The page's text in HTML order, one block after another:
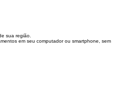
sua região.
em seu computador ou smartphone, sem